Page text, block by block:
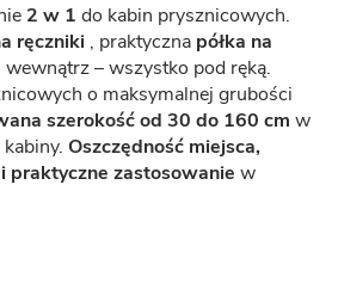
2 w 1 do kabin prysznicowych.
ręczniki , praktyczna półka na
– wszystko pod ręką.
o maksymalnej grubości
szerokość od 30 do 160 cm w
Oszczędność miejsca,
praktyczne zastosowanie w